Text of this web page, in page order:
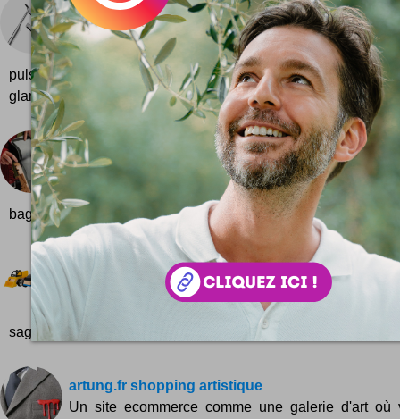
Le plus beau marteau du monde ?
Parfois, le design s'empare des objets du quotidien
l'anodin en sublime. Découverte d'outils du
pulser les rétines ! Le bricolage, c'est pas franchement ce
glamour, en soi. On va pas se mentir : la...
Sac en bottes
Un sac à main pour les jardinières ... en 100%
jardin ! Du bon recyclage signé Marco Scuderi !
bag, c'est un concept pour le moment ... voilà ...
Camions en bois LILLABO by IKEA
Maman les petits camions qui vont ... oui, sous le
Voilà une bonne idée vraiment design pour les
sages tiens ! Tout nouveau et modulable...
artung.fr shopping artistique
Un site ecommerce comme une galerie d'art où